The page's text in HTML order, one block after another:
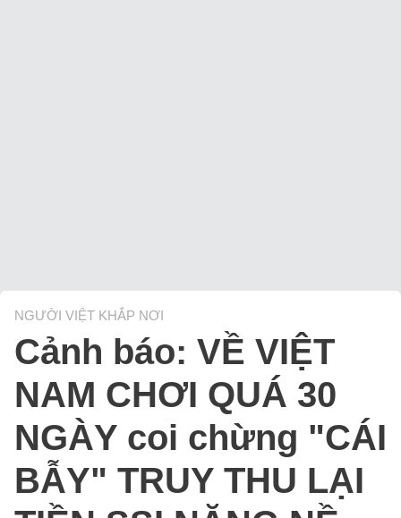
NGƯỜI VIỆT KHẮP NƠI
Cảnh báo: VỀ VIỆT
NAM CHƠI QUÁ 30
NGÀY coi chừng "CÁI
BẪY" TRUY THU LẠI